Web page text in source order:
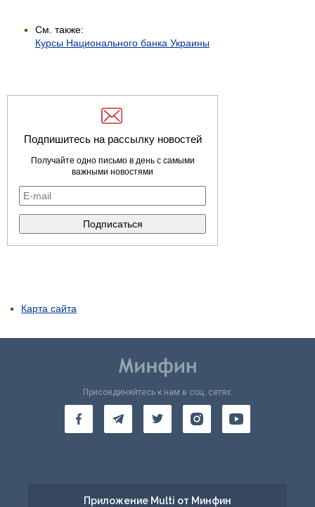
См. также:
Курсы Национального банка Украины
Подпишитесь на рассылку новостей
Получайте одно письмо в день с самыми
важными новостями
Карта сайта
Присоединяйтесь к нам в соц. сетях:
Приложение Multi от Минфин